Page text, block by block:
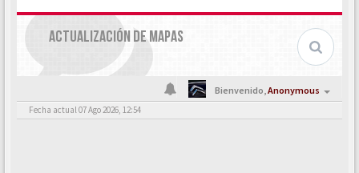
ACTUALIZACIÓN DE MAPAS
Bienvenido,Anonymous
Fecha actual 07 Ago 2026, 12:54